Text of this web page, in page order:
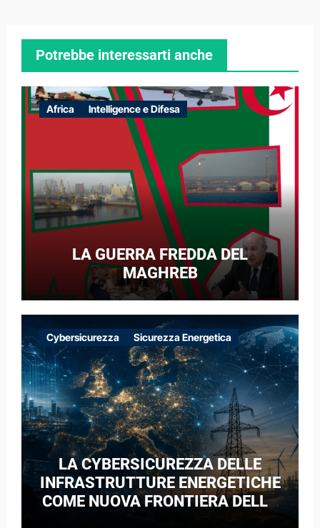
Potrebbe interessarti anche
Africa Intelligence e Difesa
LA GUERRA FREDDA DEL
MAGHREB
Cybersicurezza Sicurezza Energetica
LA CYBERSICUREZZA DELLE
INFRASTRUTTURE ENERGETICHE
COME NUOVA FRONTIERA DELLA